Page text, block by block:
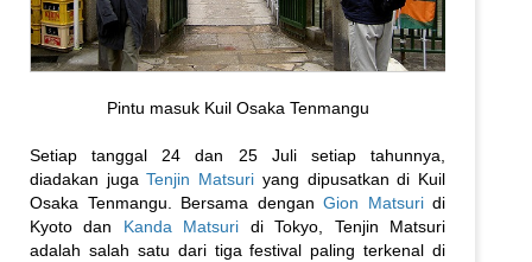
Pintu masuk Kuil Osaka Tenmangu
Setiap tanggal 24 dan 25 Juli setiap tahunnya,
diadakan jugaTenjin Matsuri yang dipusatkan di Kuil
Osaka Tenmangu. Bersama dengan Gion Matsuridi
Kyoto dan Kanda Matsuri di Tokyo, Tenjin Matsuri
adalah salah satu dari tiga festival paling terkenal di